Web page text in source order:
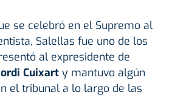
se celebró en el Supremo al
Salellas fue uno de los
al expresidente de
Cuixart y mantuvo algún
el tribunal a lo largo de las